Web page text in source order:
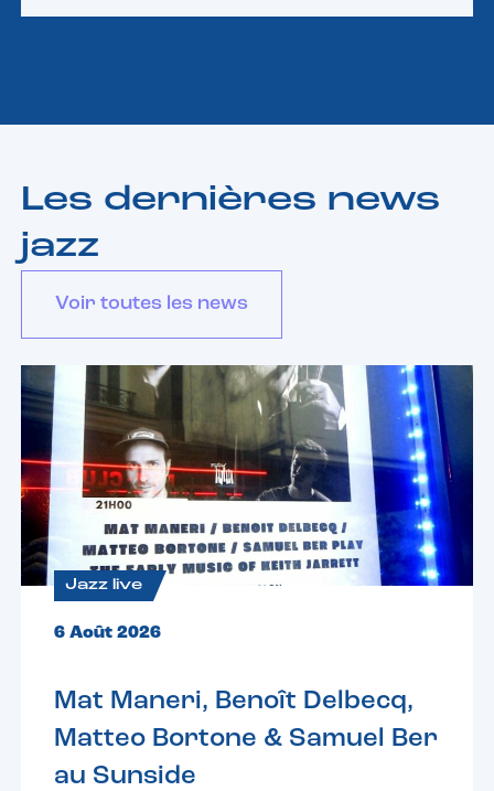
Les dernières news
jazz
Voir toutes les news
Jazz live
6 Août 2026
Mat Maneri, Benoît Delbecq,
Matteo Bortone & Samuel Ber
au Sunside